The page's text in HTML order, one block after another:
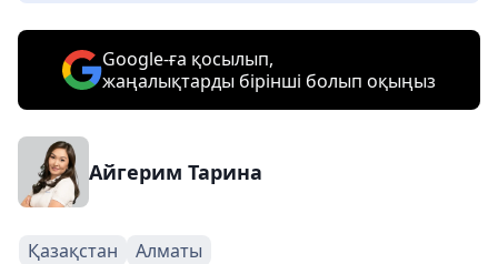
Google-ға қосылып,
жаңалықтарды бірінші болып оқыңыз
Айгерим Тарина
Қазақстан Алматы